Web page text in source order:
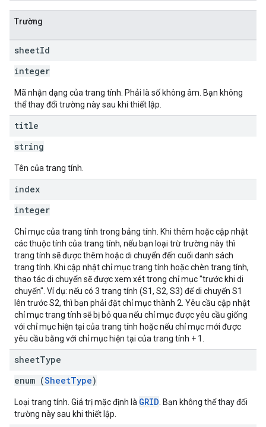
Trường
sheetId
integer
Mã nhận dạng của trang tính. Phải là số không âm. Bạn không
thể thay đổi trường này sau khi thiết lập.
title
string
Tên của trang tính.
index
integer
Chỉ mục của trang tính trong bảng tính. Khi thêm hoặc cập nhật
các thuộc tính của trang tính, nếu bạn loại trừ trường này thì
trang tính sẽ được thêm hoặc di chuyển đến cuối danh sách
trang tính. Khi cập nhật chỉ mục trang tính hoặc chèn trang tính,
thao tác di chuyển sẽ được xem xét trong chỉ mục "trước khi di
chuyển". Ví dụ: nếu có 3 trang tính (S1, S2, S3) để di chuyển S1
lên trước S2, thì bạn phải đặt chỉ mục thành 2. Yêu cầu cập nhật
chỉ mục trang tính sẽ bị bỏ qua nếu chỉ mục được yêu cầu giống
với chỉ mục hiện tại của trang tính hoặc nếu chỉ mục mới được
yêu cầu bằng với chỉ mục hiện tại của trang tính + 1.
sheetType
enum (SheetType)
Loại trang tính. Giá trị mặc định là GRID . Bạn không thể thay đổi
trường này sau khi thiết lập.